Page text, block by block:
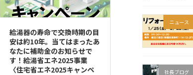
給湯器の寿命で交換時期の目
安は約10年。当てはまったあ
なたに補助金のお知らせで
す！給湯省エネ2025事業
〈住宅省エネ2025キャンペ
ニュース
社長ブログ